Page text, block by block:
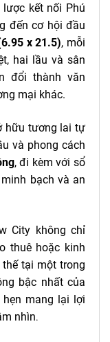
kết nối Phú
đến cơ hội đầu
x 21.5), mỗi
hai lầu và sân
đổi thành văn
mại khác.
hữu tương lai tự
và phong cách
, đi kèm với sổ
bạch và an
City không chỉ
thuê hoặc kinh
tại một trong
bậc nhất của
mang lại lợi
nhìn.